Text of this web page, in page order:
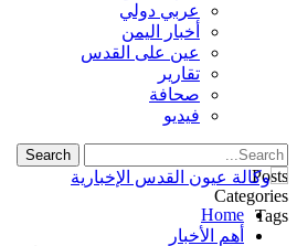
عربي دولي
أخبار اليمن
عين على القدس
تقارير
صحافة
فيديو
Posts
Categories
Tags
Home
أهم الأخبار